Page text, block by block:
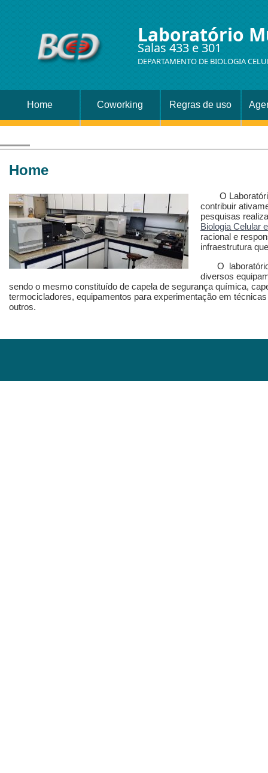
Laboratório
Salas 433 e 301
DEPARTAMENTO DE BIOLOGIA
Home Coworking Regras de uso
Home
O Laboratório
contribuir
pesquisas
Biologia Celular
racional e
infraestrutura
O laboratório
diversos
sendo o mesmo constituído de capela de segurança química,
termocicladores, equipamentos para experimentação em
outros.